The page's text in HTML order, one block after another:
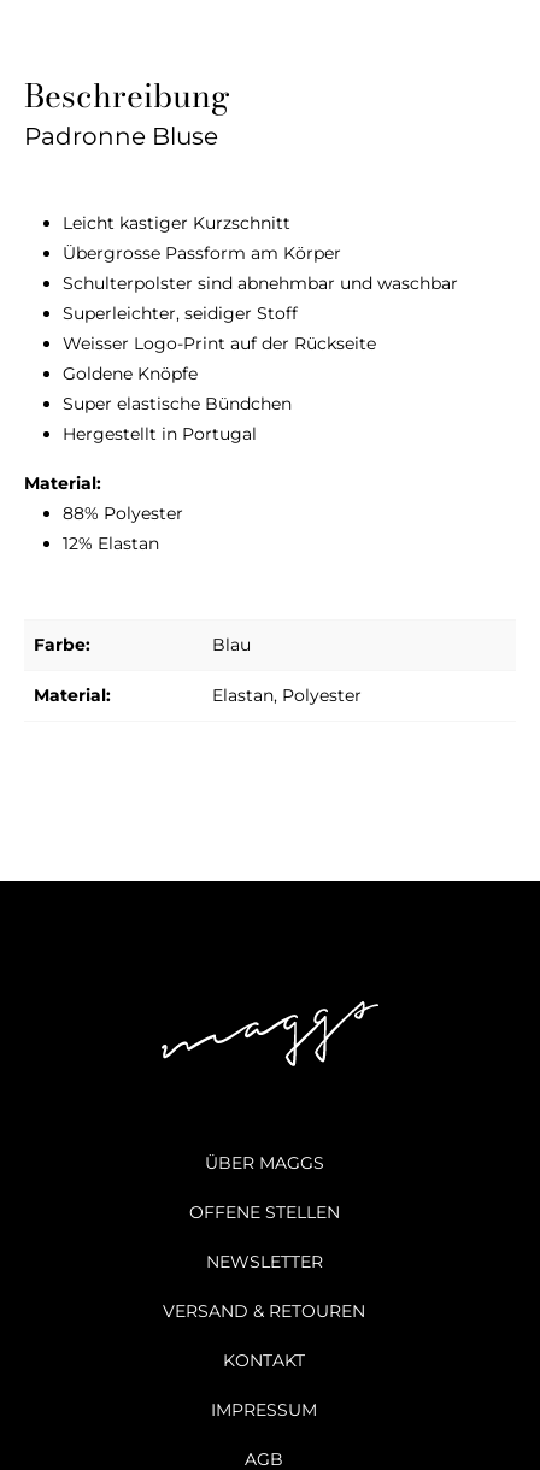
Beschreibung
Padronne Bluse
Leicht kastiger Kurzschnitt
Übergrosse Passform am Körper
Schulterpolster sind abnehmbar und waschbar
Superleichter, seidiger Stoff
Weisser Logo-Print auf der Rückseite
Goldene Knöpfe
Super elastische Bündchen
Hergestellt in Portugal
Material:
88% Polyester
12% Elastan
Farbe: Blau
Material: Elastan, Polyester
ÜBER MAGGS
OFFENE STELLEN
NEWSLETTER
VERSAND & RETOUREN
KONTAKT
IMPRESSUM
AGB